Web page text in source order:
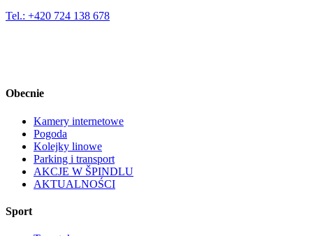
Tel.: +420 724 138 678
Obecnie
Kamery internetowe
Pogoda
Kolejky linowe
Parking i transport
AKCJE W ŠPINDLU
AKTUALNOŚCI
Sport